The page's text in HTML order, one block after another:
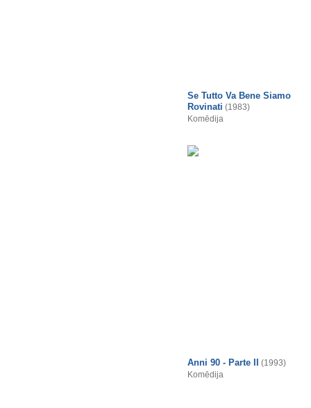
Se Tutto Va Bene Siamo
Rovinati (1983)
Komēdija
Anni 90 - Parte II
(1993)
Komēdija